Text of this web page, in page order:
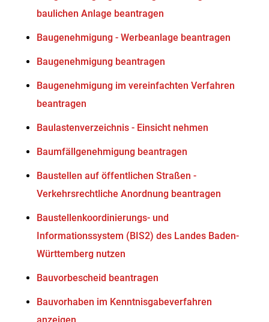
baulichen Anlage beantragen
Baugenehmigung - Werbeanlage beantragen
Baugenehmigung beantragen
Baugenehmigung im vereinfachten Verfahren
beantragen
Baulastenverzeichnis - Einsicht nehmen
Baumfällgenehmigung beantragen
Baustellen auf öffentlichen Straßen -
Verkehrsrechtliche Anordnung beantragen
Baustellenkoordinierungs- und
Informationssystem (BIS2) des Landes Baden-
Württemberg nutzen
Bauvorbescheid beantragen
Bauvorhaben im Kenntnisgabeverfahren